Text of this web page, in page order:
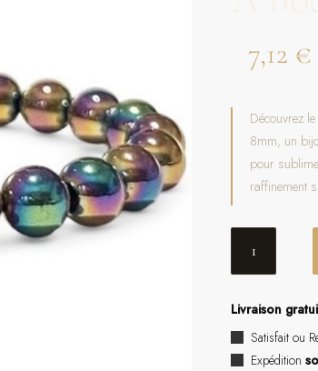
7,12 €
Découvrez
8mm, un
pour
raffinement
Livraison
Satisfait ou
Expédition